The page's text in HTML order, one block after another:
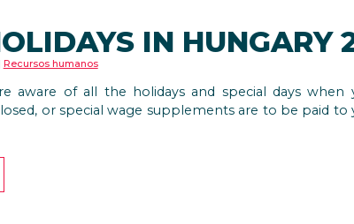
IN HUNGARY
Recursos humanos
aware of all the holidays and special days when
or special wage supplements are to be paid to